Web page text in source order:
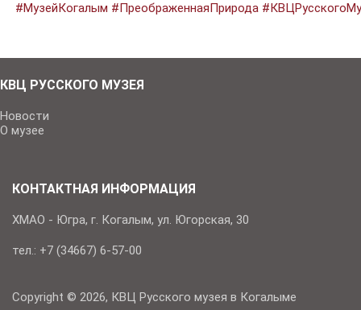
#МузейКогалым #ПреображеннаяПрирода
КВЦ РУССКОГО МУЗЕЯ
Новости
О музее
КОНТАКТНАЯ ИНФОРМАЦИЯ
ХМАО - Югра, г. Когалым, ул. Югорская, 30
тел.: +7 (34667) 6-57-00
Copyright © 2026, КВЦ Русского музея в Когалыме